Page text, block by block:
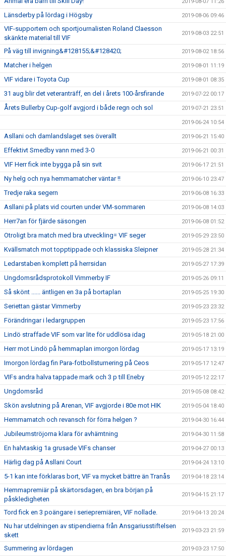
Länsderby på lördag i Högsby 2019-08-06 09:46
VIF-supportern och sportjournalisten Roland Claesson
skänkte material till VIF
2019-08-03 22:51
På väg till invigning&#128155;&#128420; 2019-08-02 18:56
Matcher i helgen 2019-08-01 11:19
VIF vidare i Toyota Cup 2019-08-01 08:35
31 aug blir det veteranträff, en del i årets 100-årsfirande 2019-07-22 00:17
Årets Bullerby Cup-golf avgjord i både regn och sol 2019-07-21 23:51
2019-06-24 10:54
Asllani och damlandslaget ses överallt 2019-06-21 15:40
Effektivt Smedby vann med 3-0 2019-06-21 00:31
VIF Herr fick inte bygga på sin svit 2019-06-17 21:51
Ny helg och nya hemmamatcher väntar !! 2019-06-10 23:47
Tredje raka segern 2019-06-08 16:33
Asllani på plats vid courten under VM-sommaren 2019-06-08 14:03
Herr7an för fjärde säsongen 2019-06-08 01:52
Otroligt bra match med bra utveckling= VIF seger 2019-05-29 23:50
Kvällsmatch mot topptippade och klassiska Sleipner 2019-05-28 21:34
Ledarstaben komplett på herrsidan 2019-05-27 17:39
Ungdomsrådsprotokoll Vimmerby IF 2019-05-26 09:11
Så skönt ...... äntligen en 3a på bortaplan 2019-05-25 19:30
Seriettan gästar Vimmerby 2019-05-23 23:32
Förändringar i ledargruppen 2019-05-23 17:56
Lindö straffade VIF som var lite för uddlösa idag 2019-05-18 21:00
Herr mot Lindö på hemmaplan imorgon lördag 2019-05-17 13:19
Imorgon lördag fin Para-fotbollsturnering på Ceos 2019-05-17 12:47
VIFs andra halva tappade mark och 3 p till Eneby 2019-05-12 22:17
Ungdomsråd 2019-05-08 08:42
Skön avslutning på Arenan, VIF avgjorde i 80e mot HIK 2019-05-04 18:40
Hemmamatch och revansch för förra helgen ? 2019-04-30 16:44
Jubileumströjorna klara för avhämtning 2019-04-30 11:58
En halvtaskig 1a grusade VIFs chanser 2019-04-27 00:13
Härlig dag på Asllani Court 2019-04-24 13:10
5-1 kan inte förklaras bort, VIF va mycket bättre än Tranås 2019-04-18 23:14
Hemmapremiär på skärtorsdagen, en bra början på
påskledigheten
2019-04-15 21:17
Tord fick en 3 poängare i seriepremiären, VIF nollade. 2019-04-13 20:24
Nu har utdelningen av stipendierna från Ansgariusstiftelsen
skett
2019-03-23 21:59
Summering av lördagen 2019-03-23 17:50